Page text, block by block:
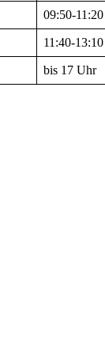
09:50-11:20
11:40-13:10
bis 17 Uhr